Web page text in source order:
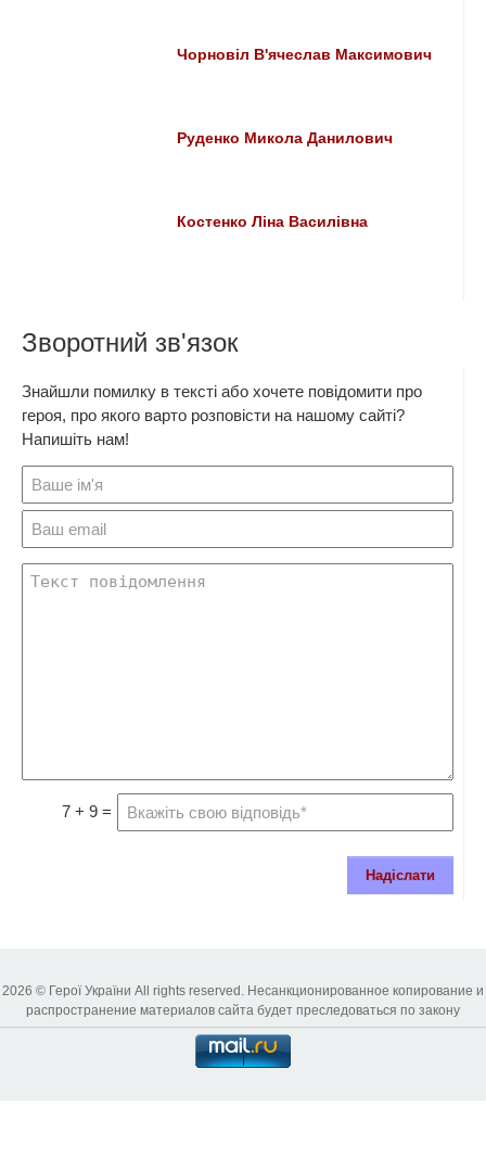
Чорновіл В'ячеслав Максимович
Руденко Микола Данилович
Костенко Ліна Василівна
Зворотний зв'язок
Знайшли помилку в тексті або хочете повідомити про
героя, про якого варто розповісти на нашому сайті?
Напишіть нам!
7 + 9 =
Надіслати
2026 © Герої України All rights reserved. Несанкционированное копирование и
распространение материалов сайта будет преследоваться по закону